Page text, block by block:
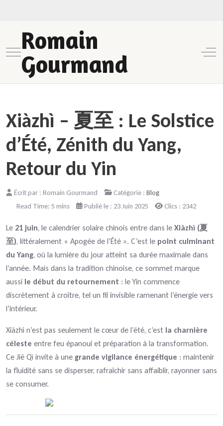
Mobile Menu Toggle
Romain
Gourmand
Off-
Xiàzhì – 夏至 : Le Solstice
d’Été, Zénith du Yang,
Retour du Yin
Écrit par : Romain Gourmand Catégorie : Blog
Read Time: 5 mins
Publié le : 23 Juin 2025 Clics : 2342
Le 21 juin, le calendrier solaire chinois entre dans le Xiàzhì (夏
至), littéralement « Apogée de l’Été ». C’est le point culminant
du Yang, où la lumière du jour atteint sa durée maximale dans
l’année. Mais dans la tradition chinoise, ce sommet marque
aussi le début du retournement : le Yin commence
discrètement à croître, tel un fil invisible ramenant l’énergie vers
l’intérieur.
Xiàzhì n’est pas seulement le cœur de l’été, c’est la charnière
céleste entre feu épanoui et préparation à la transformation.
Ce Jié Qì invite à une grande vigilance énergétique : maintenir
la fluidité sans se disperser, rafraîchir sans affaiblir, rayonner sans
se consumer.